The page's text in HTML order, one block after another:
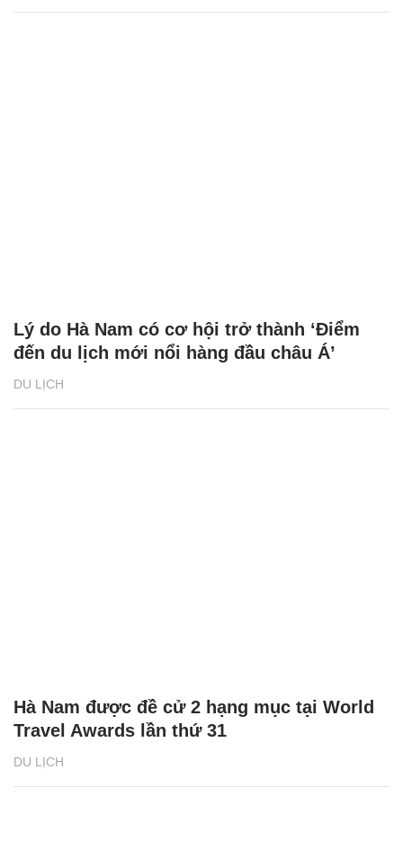
DU LỊCH
Lý do Hà Nam có cơ hội trở thành ‘Điểm
đến du lịch mới nổi hàng đầu châu Á’
DU LỊCH
Hà Nam được đề cử 2 hạng mục tại World
Travel Awards lần thứ 31